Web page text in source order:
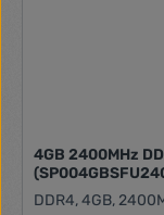
4GB 2400MHz
DDR4, 4GB,